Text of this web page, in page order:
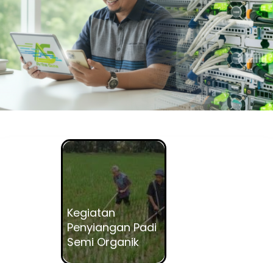
Kegiatan
Penyiangan Padi
Semi Organik